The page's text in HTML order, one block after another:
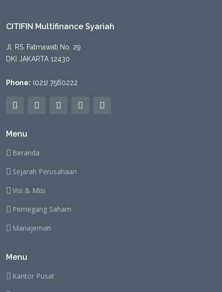
CITIFIN Multifinance Syariah
Jl. RS. Fatmawati No. 29
DKI JAKARTA 12430
(021) 7560222
Menu
Beranda
Sejarah Perusahaan
Visi & Misi
Pemegang Saham
Manajeman
Menu
Kantor Pusat